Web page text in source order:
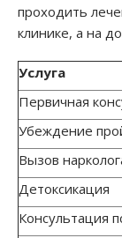
проходить
клинике, а на
Услуга
Первичная
Убеждение
Вызов
Детоксикация
Консультация